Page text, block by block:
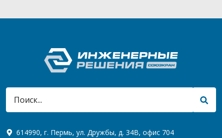
614990, г. Пермь, ул. Дружбы, д. 34В, офис 704